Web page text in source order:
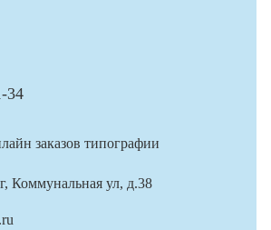
34
заказов типографии
Коммунальная ул, д.38